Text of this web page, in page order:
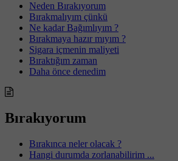
Neden Bırakıyorum
Bırakmalıyım çünkü
Ne kadar Bağımlıyım ?
Bırakmaya hazır mıyım ?
Sigara içmenin maliyeti
Bıraktığım zaman
Daha önce denedim
Bırakıyorum
Bırakınca neler olacak ?
Hangi durumda zorlanabilirim ...